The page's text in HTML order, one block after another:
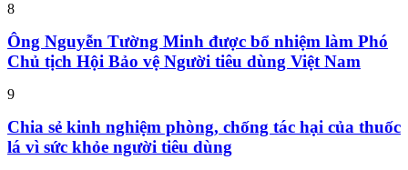
8
Ông Nguyễn Tường Minh được bổ nhiệm làm Phó
Chủ tịch Hội Bảo vệ Người tiêu dùng Việt Nam
9
Chia sẻ kinh nghiệm phòng, chống tác hại của thuốc
lá vì sức khỏe người tiêu dùng